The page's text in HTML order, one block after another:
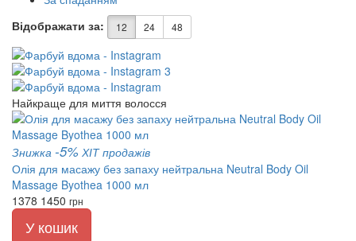
Відображати за:
12 24 48
Найкраще для миття волосся
Знижка -5% ХІТ продажів
Олія для масажу без запаху нейтральна Neutral Body Oil
Massage Byothea 1000 мл
1378 1450 грн
У кошик